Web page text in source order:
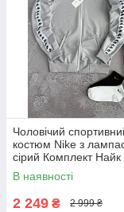
Чоловічий
костюм Nike з
сірий Комплект Найк
капюшона весняний
В наявності
2 249 ₴ 2 999 ₴